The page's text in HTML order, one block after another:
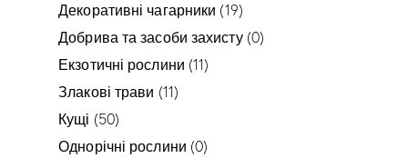
Декоративні чагарники (19)
Добрива та засоби захисту (0)
Екзотичні рослини (11)
Злакові трави (11)
Кущі (50)
Однорічні рослини (0)